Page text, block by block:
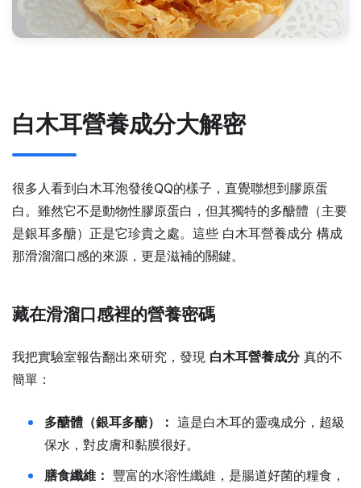
白木耳營養成分大解密
很多人看到白木耳泡發後QQ的樣子，直覺聯想到膠原蛋
白。雖然它不是動物性膠原蛋白，但其獨特的多醣體（主要
是銀耳多醣）正是它珍貴之處。這些 白木耳營養成分 構成
那滑溜溜口感的來源，更是滋補的關鍵。
藏在滑溜口感裡的營養密碼
我把實驗室報告翻出來研究，發現 白木耳營養成分真的不
簡單：
多醣體（銀耳多醣）： 這是白木耳的靈魂成分，超級
保水，對皮膚和黏膜很好。
膳食纖維： 豐富的水溶性纖維，是腸道好菌的糧食，